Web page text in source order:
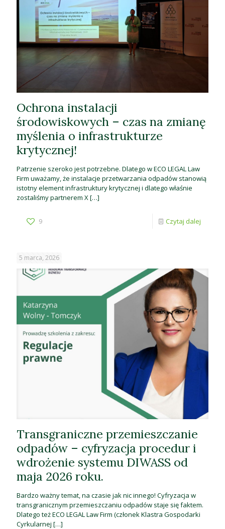
Ochrona instalacji
środowiskowych – czas na zmianę
myślenia o infrastrukturze
krytycznej!
Patrzenie szeroko jest potrzebne. Dlatego w ECO LEGAL Law
Firm uważamy, że instalacje przetwarzania odpadów stanowią
istotny element infrastruktury krytycznej i dlatego właśnie
zostaliśmy partnerem X[…]
9 Czytaj dalej
5 marca, 2026
Transgraniczne przemieszczanie
odpadów – cyfryzacja procedur i
wdrożenie systemu DIWASS od
maja 2026 roku.
Bardzo ważny temat, na czasie jak nic innego! Cyfryzacja w
transgranicznym przemieszczaniu odpadów staje się faktem.
Dlatego też ECO LEGAL Law Firm (członek Klastra Gospodarki
Cyrkularnej […]